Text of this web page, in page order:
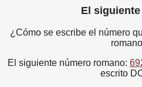
El
¿Cómo se escribe el número
El siguiente número romano:
escrito